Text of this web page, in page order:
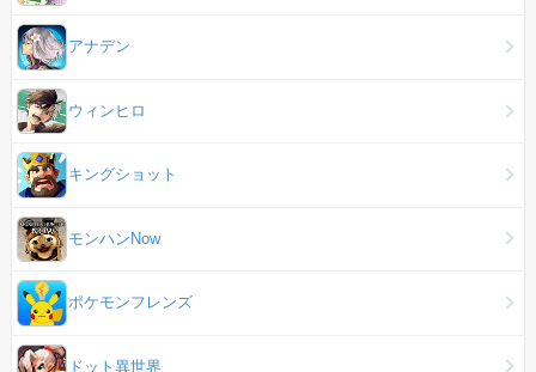
アナデン
ウィンヒロ
キングショット
モンハンNow
ポケモンフレンズ
ドット異世界